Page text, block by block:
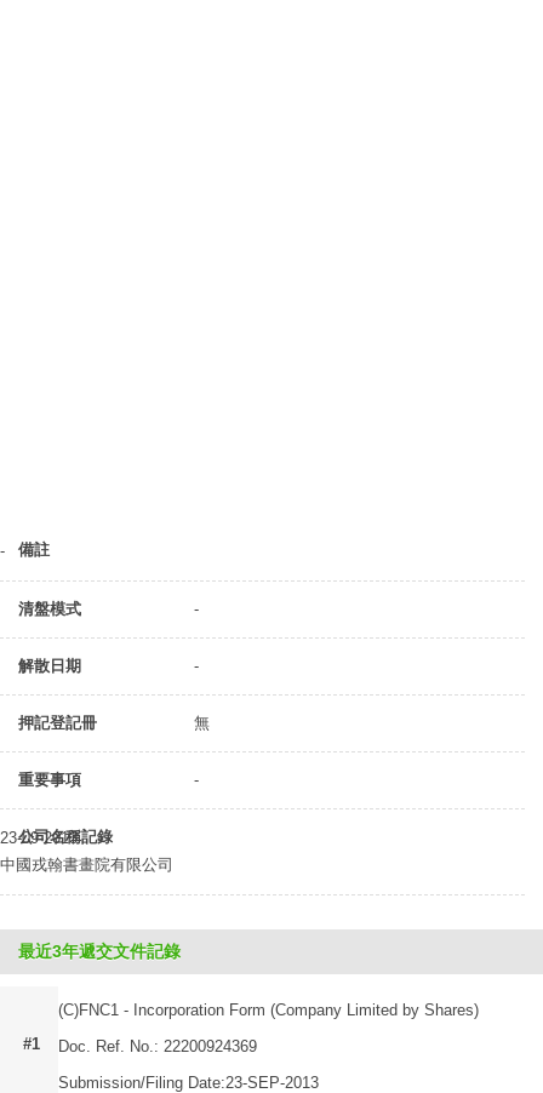
備註
-
清盤模式 -
解散日期 -
押記登記冊 無
重要事項 -
公司名稱記錄
23-09-2013
中國戎翰書畫院有限公司
最近3年遞交文件記錄
#1
(C)FNC1 - Incorporation Form (Company Limited by Shares)
Doc. Ref. No.: 22200924369
Submission/Filing Date:23-SEP-2013